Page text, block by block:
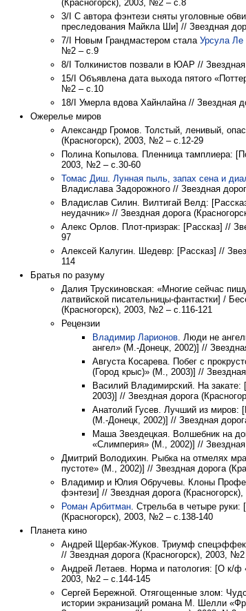
(Красногорск), 2003, №2 – с.8
3/I С автора фэнтези сняты уголовные
преследования Майкла Ши] // Звездная
7/I Новым Грандмастером стала Урсула Ле
№2 – с.9
8/I Толкинистов позвали в ЮАР //
15/I Объявлена дата выхода пятого
№2 – с.10
18/I Умерла вдова Хайнлайна // Звездная
Ожерелье миров
Александр Громов. Толстый, ленивый,
(Красногорск), 2003, №2 – с.12-29
Полина Копылова. Пленница тамплиера:
2003, №2 – с.30-60
Томас Диш. Лунная пыль, запах сена и
Владислава Задорожного // Звездная
Владислав Силин. Вилтигай Велд:
неудачник» // Звездная дорога
Алекс Орлов. Плот-призрак: [Рассказ] //
97
Алексей Калугин. Шедевр: [Рассказ] //
114
Братья по разуму
Далия Трускиновская: «Многие сейчас
латвийской писательницы-фантастки] /
(Красногорск), 2003, №2 – с.116-121
Рецензии
Владимир Ларионов. Люди не
ангел» (М.-Донецк, 2002)] //
Августа Косарева. Побег с
(Город крыс)» (М., 2003)] //
Василий Владимирский. На
2003)] // Звездная дорога
Анатолий Гусев. Лучший из миров:
(М.-Донецк, 2002)] // Звездная
Маша Звездецкая. Волшебник на
«Слимперия» (М., 2002)] //
Дмитрий Володихин. Рыбка на отмелях
пустоте» (М., 2002)] // Звездная дорога
Владимир и Юлия Обручевы. Клоны
фэнтези] // Звездная дорога
Роман Арбитман. Стрельба в четыре руки:
(Красногорск), 2003, №2 – с.138-140
Планета кино
Андрей Щербак-Жуков. Триумф
// Звездная дорога (Красногорск), 2003,
Андрей Летаев. Норма и патология: [О к/ф
2003, №2 – с.144-145
Сергей Бережной. Отягощенные злом:
истории экранизаций романа М. Шелли